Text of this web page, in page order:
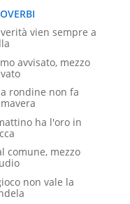
verità vien sempre a
avvisato, mezzo
rondine non fa
ha l'oro in
comune, mezzo
non vale la